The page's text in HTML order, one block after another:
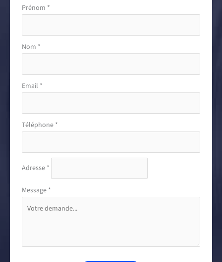
Formulaire
avec
téléphone
Prénom *
Nom *
Email *
Téléphone *
Adresse *
Message *